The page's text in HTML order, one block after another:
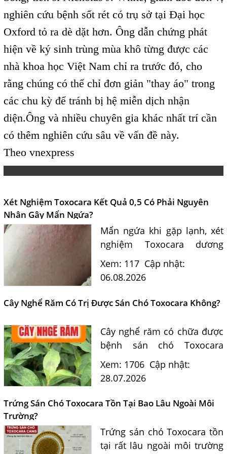
nghiên cứu bệnh sốt rét có trụ sở tại Đại học
Oxford tỏ ra dè dặt hơn. Ông dẫn chứng phát
hiện về ký sinh trùng mùa khô từng được các
nhà khoa học Việt Nam chỉ ra trước đó, cho
rằng chúng có thể chỉ đơn giản "thay áo" trong
các chu kỳ để tránh bị hệ miễn dịch nhận
diện.Ông và nhiều chuyên gia khác nhất trí cần
có thêm nghiên cứu sâu về vấn đề này.
Theo vnexpress
Xét Nghiệm Toxocara Kết Quả 0,5 Có Phải Nguyên
Nhân Gây Mẩn Ngứa?
Mẩn ngứa khi gặp lạnh, xét
nghiệm Toxocara dương
tính 0,5 có phải nguyên
nhân? Tiến sĩ Bác sĩ Nguyễn
điều trị và phòng ngừa sán...
Xem: 117 Cập nhật:
06.08.2026
Cây Nghể Răm Có Trị Được Sán Chó Toxocara Không?
Cây nghể răm có chữa được
bệnh sán chó Toxocara
không? Tiến sĩ Bác sĩ
Nguyễn Hằng Lan giải đáp
học và hướng dẫn điều trị
Xem: 1706 Cập nhật:
28.07.2026
Trứng Sán Chó Toxocara Tồn Tại Bao Lâu Ngoài Môi
Trường?
Trứng sán chó Toxocara tồn
tại rất lâu ngoài môi trường
Một Số Điều Cần Biết Về Ký Sinh Trùng Demodex Trên Da
Người